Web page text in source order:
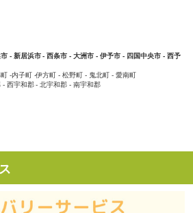
- 新居浜市 - 西条市 - 大洲市 - 伊予市 - 四国中央市 - 西予
-内子町 -伊方町 - 松野町 - 鬼北町 - 愛南町
西宇和郡 - 北宇和郡 - 南宇和郡